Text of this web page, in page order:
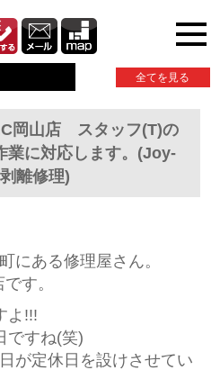
全てを見る
岡山店 スタッフ(T)の
業に対応します。(Joy-
離修理)
にある修理屋さん。
す。
よ!!!
ですね(笑)
が定休日を設けさせてい